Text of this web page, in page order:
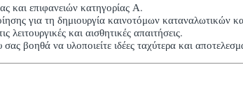
και επιφανειών κατηγορίας Α.
για τη δημιουργία καινοτόμων καταναλωτικών
και αισθητικές απαιτήσεις.
βοηθά να υλοποιείτε ιδέες ταχύτερα και